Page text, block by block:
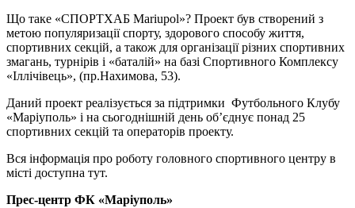
Що таке «СПОРТХАБ Mariupol»? Проект був створений з
метою популяризації спорту, здорового способу життя,
спортивних секцій, а також для організації різних спортивних
змагань, турнірів і «баталій» на базі Спортивного Комплексу
«Іллічівець», (пр.Нахимова, 53).
Даний проект реалізується за підтримки Футбольного Клубу
«Маріуполь» і на сьогоднішній день об’єднує понад 25
спортивних секцій та операторів проекту.
Вся інформація про роботу головного спортивного центру в
місті доступна тут.
Прес-центр ФК «Маріуполь»